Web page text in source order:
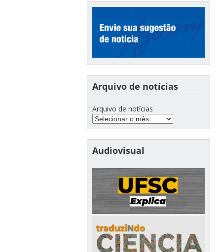
Arquivo de notícias
Arquivo de notícias
Audiovisual